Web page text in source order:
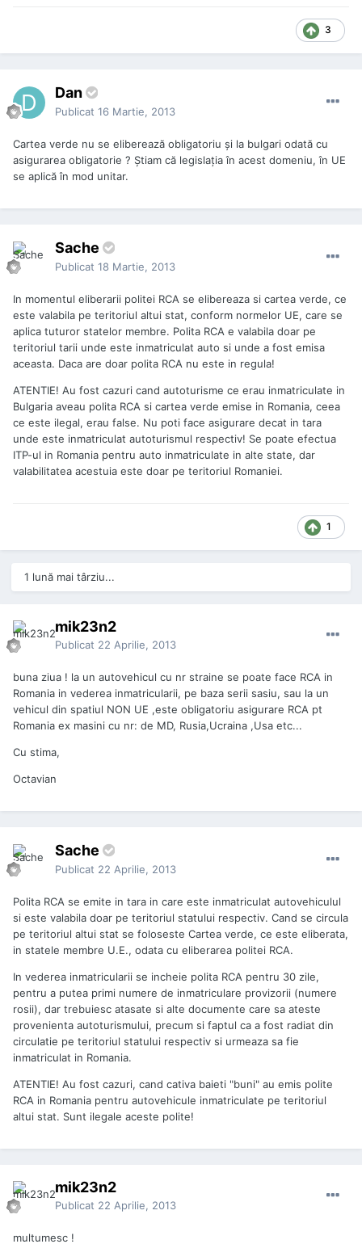
3
Dan
Publicat 16 Martie, 2013
Cartea verde nu se eliberează obligatoriu și la bulgari odată cu
asigurarea obligatorie ? Știam că legislația în acest domeniu, în UE
se aplică în mod unitar.
Sache
Publicat 18 Martie, 2013
In momentul eliberarii politei RCA se elibereaza si cartea verde, ce
este valabila pe teritoriul altui stat, conform normelor UE, care se
aplica tuturor statelor membre. Polita RCA e valabila doar pe
teritoriul tarii unde este inmatriculat auto si unde a fost emisa
aceasta. Daca are doar polita RCA nu este in regula!
ATENTIE! Au fost cazuri cand autoturisme ce erau inmatriculate in
Bulgaria aveau polita RCA si cartea verde emise in Romania, ceea
ce este ilegal, erau false. Nu poti face asigurare decat in tara
unde este inmatriculat autoturismul respectiv! Se poate efectua
ITP-ul in Romania pentru auto inmatriculate in alte state, dar
valabilitatea acestuia este doar pe teritoriul Romaniei.
1
1 lună mai târziu...
mik23n2
Publicat 22 Aprilie, 2013
buna ziua ! la un autovehicul cu nr straine se poate face RCA in
Romania in vederea inmatricularii, pe baza serii sasiu, sau la un
vehicul din spatiul NON UE ,este obligatoriu asigurare RCA pt
Romania ex masini cu nr: de MD, Rusia,Ucraina ,Usa etc...
Cu stima,
Octavian
Sache
Publicat 22 Aprilie, 2013
Polita RCA se emite in tara in care este inmatriculat autovehiculul
si este valabila doar pe teritoriul statului respectiv. Cand se circula
pe teritoriul altui stat se foloseste Cartea verde, ce este eliberata,
in statele membre U.E., odata cu eliberarea politei RCA.
In vederea inmatricularii se incheie polita RCA pentru 30 zile,
pentru a putea primi numere de inmatriculare provizorii (numere
rosii), dar trebuiesc atasate si alte documente care sa ateste
provenienta autoturismului, precum si faptul ca a fost radiat din
circulatie pe teritoriul statului respectiv si urmeaza sa fie
inmatriculat in Romania.
ATENTIE! Au fost cazuri, cand cativa baieti "buni" au emis polite
RCA in Romania pentru autovehicule inmatriculate pe teritoriul
altui stat. Sunt ilegale aceste polite!
mik23n2
Publicat 22 Aprilie, 2013
multumesc !